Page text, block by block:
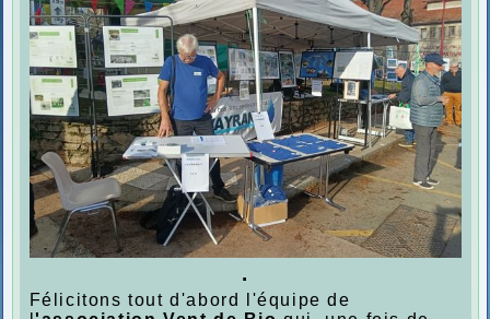
.
Félicitons tout d'abord l'équipe de